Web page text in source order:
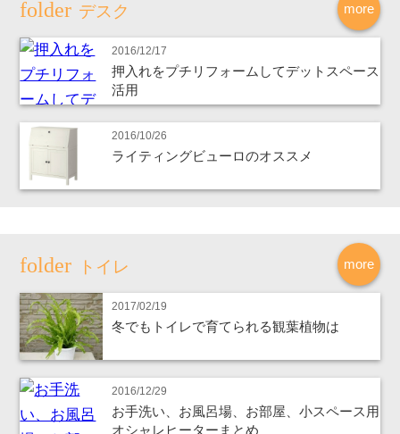
more
デスク
2016/12/17
押入れをプチリフォームしてデットスペース
活用
2016/10/26
ライティングビューロのオススメ
more
トイレ
2017/02/19
冬でもトイレで育てられる観葉植物は
2016/12/29
お手洗い、お風呂場、お部屋、小スペース用
オシャレヒーターまとめ